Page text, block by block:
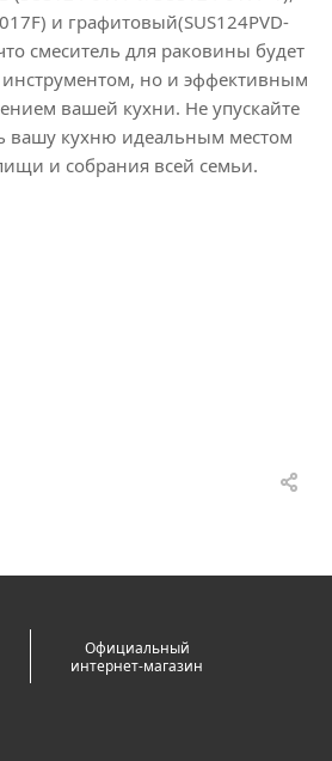
и графитовый(SUS124PVD-
смеситель для раковины будет
но и эффективным
вашей кухни. Не упускайте
вашу кухню идеальным местом
и собрания всей семьи.
Официальный
интернет-магазин